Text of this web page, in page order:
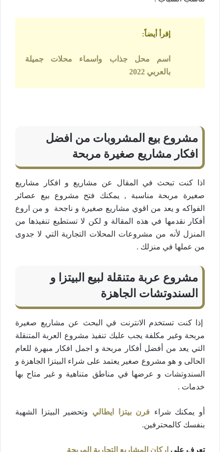
إقرأ أيضاً:
اسم محل جذاب واسماء محلات جميلة
بالعربي 2022
مشروع بيع المشروبات من افضل
افكار مشاريع صغيرة مربحة
اذا كنت تبحث في المقال عن مشاريع و افكار مشاريع
صغيرة مربحة مناسبة , يمكنك فتح مشروع بيع عصائر
الفواكه و يعد من اقوي مشاريع صغيرة و ناجحة و من اروع
أفكار نقدمها في هذه المقالة و لكن لا تستطيع تنفيذها من
المنزل لأنه من مشروعات المحلات التجارية التي لا جدوى
من عملها في منزلك .
مشروع عربة متنقلة لبيع البيتزا و
السندوتشات الجاهزة
إذا كنت تستخدم الانترنت في البحث عن مشاريع صغيرة
مربحة وغير مكلفة يجب عليك تنفيذ مشروع العربة المتنقلة
التي يعد من أفضل أفكار مربحة و اجمل افكار مبهرة للعام
الحالى و هو مشروع صغير يعتمد على شراء البيتزا الجاهزة و
السندوتشات و عرضها في مناطق متناهية و غير متاح بها
خدمات .
أو يمكنك شراء فرن بيتزا ايطالي وتحضير البيتزا الشهية
بنفسك كالمحترفين.
تعرف على اركان المشاريع التجارية المربحة